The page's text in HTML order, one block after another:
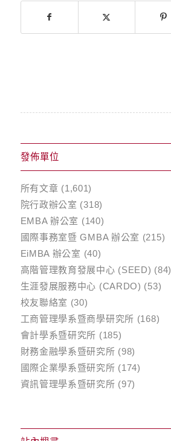
發佈單位
所有文章 (1,601)
院行政辦公室 (318)
EMBA 辦公室 (140)
國際事務室暨 GMBA 辦公室 (215)
EiMBA 辦公室 (40)
高階管理教育發展中心 (SEED) (84)
生涯發展服務中心 (CARDO) (53)
校友聯絡室 (30)
工商管理學系暨商學研究所 (168)
會計學系暨研究所 (185)
財務金融學系暨研究所 (98)
國際企業學系暨研究所 (174)
資訊管理學系暨研究所 (97)